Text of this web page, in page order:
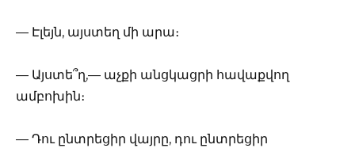
— Էլեյն, այստեղ մի արա։
— Այստե՞ղ,— աչքի անցկացրի հավաքվող
ամբոխին։
— Դու ընտրեցիր վայրը, դու ընտրեցիր